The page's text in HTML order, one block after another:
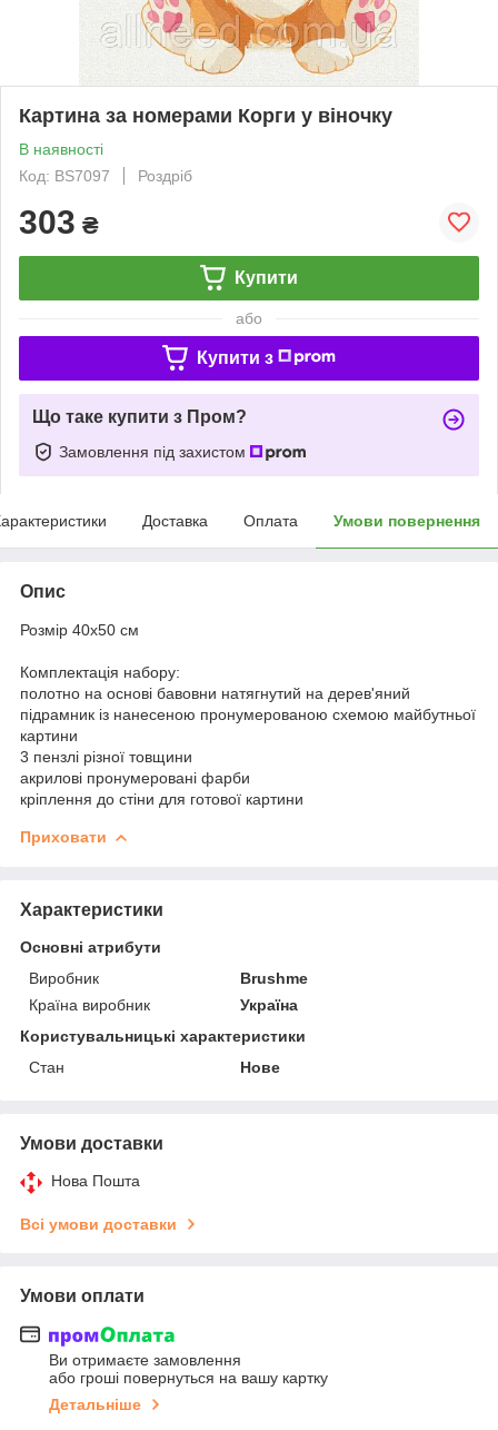
Картина за номерами Корги у віночку
В наявності
Код: BS7097
Роздріб
303 ₴
Купити
або
Купити з
Що таке купити з Пром?
Замовлення під захистом
Доставка Оплата Умови повернення
Опис
Розмір 40x50 см
Комплектація набору:
полотно на основі бавовни натягнутий на дерев'яний
підрамник із нанесеною пронумерованою схемою майбутньої
картини
3 пензлі різної товщини
акрилові пронумеровані фарби
кріплення до стіни для готової картини
Приховати
Характеристики
Основні атрибути
Виробник
Brushme
Країна виробник
Україна
Користувальницькі характеристики
Стан
Нове
Умови доставки
Нова Пошта
Всі умови доставки
Умови оплати
Ви отримаєте замовлення
або гроші повернуться на вашу картку
Детальніше